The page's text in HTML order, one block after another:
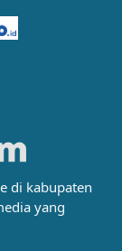
di kabupaten
yang